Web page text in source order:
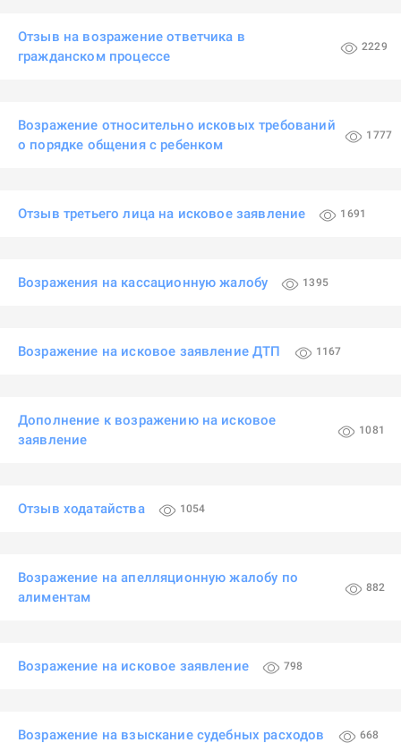
Отзыв на возражение ответчика в
гражданском процессе
2229
Возражение относительно исковых требований
о порядке общения с ребенком
1777
Отзыв третьего лица на исковое заявление 1691
Возражения на кассационную жалобу 1395
Возражение на исковое заявление ДТП 1167
Дополнение к возражению на исковое
заявление
1081
Отзыв ходатайства 1054
Возражение на апелляционную жалобу по
алиментам
882
Возражение на исковое заявление 798
Возражение на взыскание судебных расходов 668